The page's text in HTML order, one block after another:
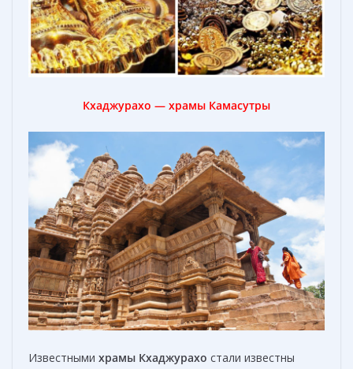
Кхаджурахо — храмы Камасутры
Известными храмы Кхаджурахо стали известны